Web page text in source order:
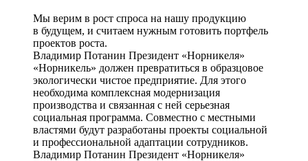
Мы верим в рост спроса на нашу продукцию
в будущем, и считаем нужным готовить портфель
проектов роста.
Владимир Потанин Президент «Норникеля»
«Норникель» должен превратиться в образцовое
экологически чистое предприятие. Для этого
необходима комплексная модернизация
производства и связанная с ней серьезная
социальная программа. Совместно с местными
властями будут разработаны проекты социальной
и профессиональной адаптации сотрудников.
Владимир Потанин Президент «Норникеля»